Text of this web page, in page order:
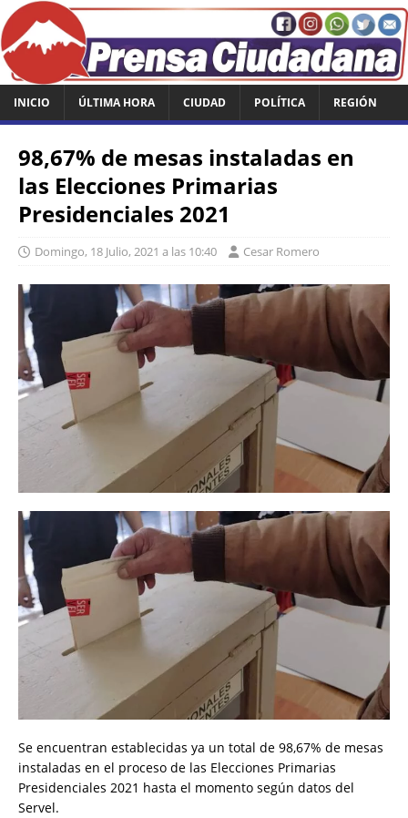
INICIO ÚLTIMA HORA CIUDAD POLÍTICA REGIÓN
98,67% de mesas instaladas en
las Elecciones Primarias
Presidenciales 2021
Domingo, 18 Julio, 2021 a las 10:40 Cesar Romero
Se encuentran establecidas ya un total de 98,67% de mesas
instaladas en el proceso de las Elecciones Primarias
Presidenciales 2021 hasta el momento según datos del
Servel.